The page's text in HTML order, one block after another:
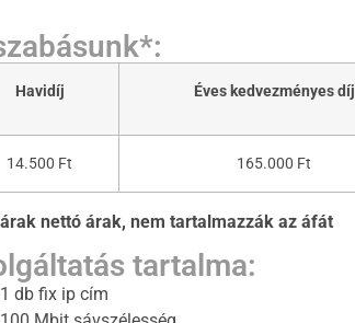
Havidíj Éves kedvezményes díj
14.500 Ft 165.000 Ft
nettó árak, nem tartalmazzák az áfát
tartalma:
1 db fix ip cím